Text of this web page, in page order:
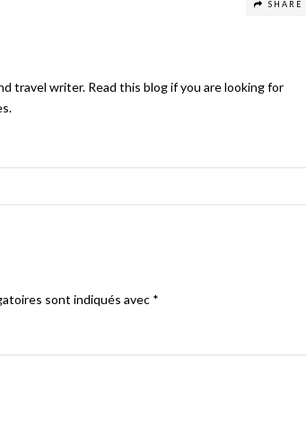
SHARE
travel writer. Read this blog if you are looking for
sont indiqués avec *